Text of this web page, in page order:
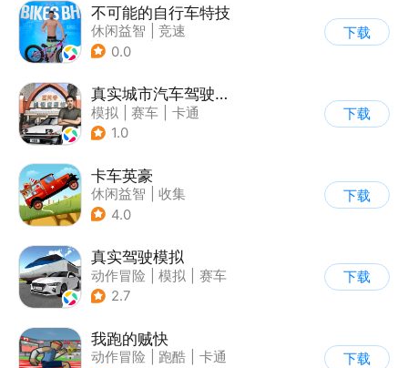
不可能的自行车特技
休闲益智
竞速
| 自行车
0.0
下载
真实城市汽车驾驶3D
模拟 赛车
卡通
| 竞速
1.0
下载
卡车英豪
休闲益智
收集
4.0
下载
真实驾驶模拟
动作冒险 模拟
赛车
| 漂移
2.7
下载
我跑的贼快
动作冒险 跑酷
卡通
下载